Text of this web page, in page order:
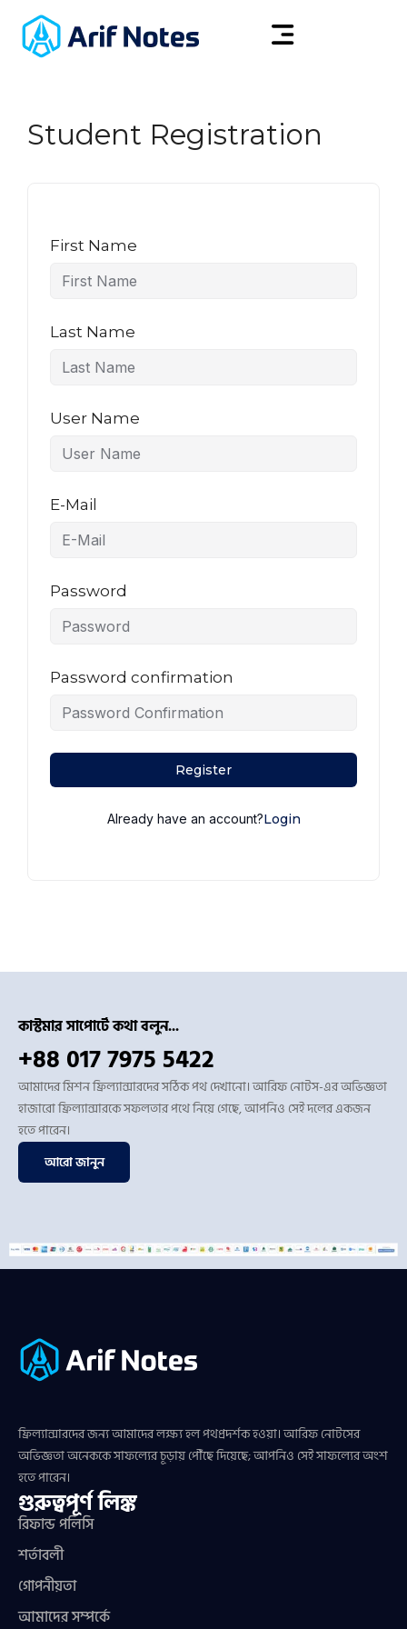
Student Registration
First Name
Last Name
User Name
E-Mail
Password
Password confirmation
Register
Already have an account?Login
কাস্টমার সাপোর্টে কথা বলুন...
+88 017 7975 5422
আমাদের মিশন ফ্রিল্যান্সারদের সঠিক পথ দেখানো। আরিফ নোটস-এর অভিজ্ঞতা
হাজারো ফ্রিল্যান্সারকে সফলতার পথে নিয়ে গেছে, আপনিও সেই দলের একজন
হতে পারেন।
আরো জানুন
ফ্রিল্যান্সারদের জন্য আমাদের লক্ষ্য হল পথপ্রদর্শক হওয়া। আরিফ নোটসের
অভিজ্ঞতা অনেককে সাফল্যের চূড়ায় পৌঁছে দিয়েছে; আপনিও সেই সাফল্যের অংশ
হতে পারেন।
গুরুত্বপূর্ণ লিঙ্ক
রিফান্ড পলিসি
শর্তাবলী
গোপনীয়তা
আমাদের সম্পর্কে